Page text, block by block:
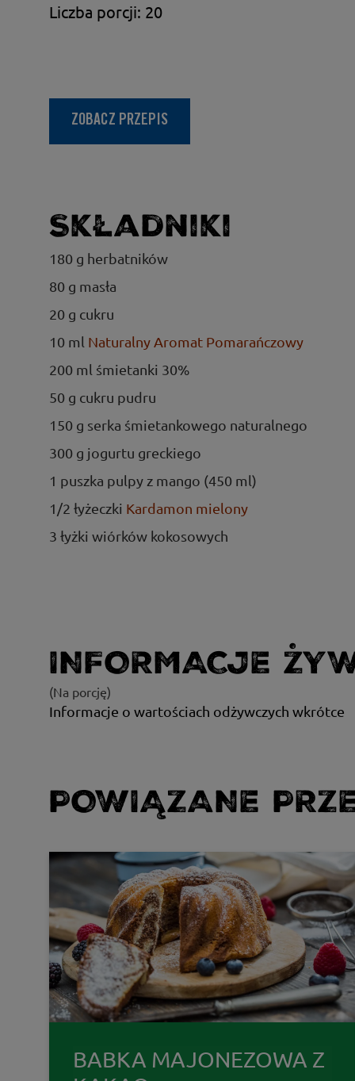
Liczba porcji: 20
ZOBACZ PRZEPIS
Składniki
180 g herbatników
80 g masła
20 g cukru
10 ml Naturalny Aromat Pomarańczowy
200 ml śmietanki 30%
50 g cukru pudru
150 g serka śmietankowego naturalnego
300 g jogurtu greckiego
1 puszka pulpy z mango (450 ml)
1/2 łyżeczki Kardamon mielony
3 łyżki wiórków kokosowych
INFORMACJE
(Na porcję)
Informacje o wartościach odżywczych wkrótce
POWIĄZANE
BABKA MAJONEZOWA Z